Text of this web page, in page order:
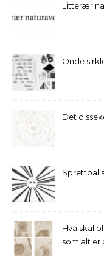
Litterær
Onde
Det
Hva skal
som alt er